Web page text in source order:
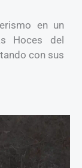
en un
Hoces del
con sus